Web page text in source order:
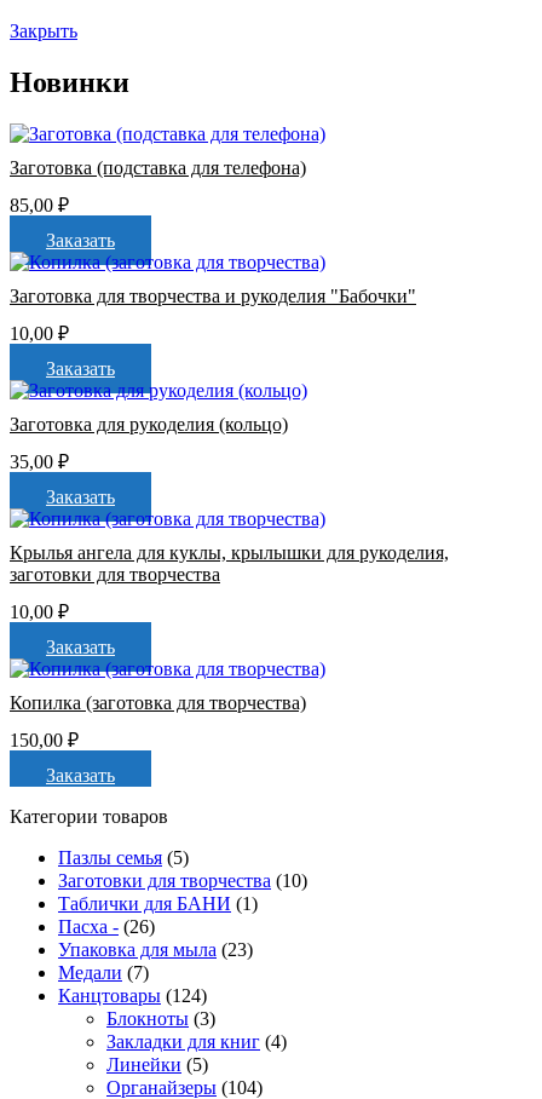
Закрыть
Новинки
Заготовка (подставка для телефона)
85,00 ₽
Заказать
Заготовка для творчества и рукоделия "Бабочки"
10,00 ₽
Заказать
Заготовка для рукоделия (кольцо)
35,00 ₽
Заказать
Крылья ангела для куклы, крылышки для рукоделия,
заготовки для творчества
10,00 ₽
Заказать
Копилка (заготовка для творчества)
150,00 ₽
Заказать
Категории товаров
Пазлы семья (5)
Заготовки для творчества (10)
Таблички для БАНИ (1)
Пасха - (26)
Упаковка для мыла (23)
Медали (7)
Канцтовары (124)
Блокноты (3)
Закладки для книг (4)
Линейки (5)
Органайзеры (104)